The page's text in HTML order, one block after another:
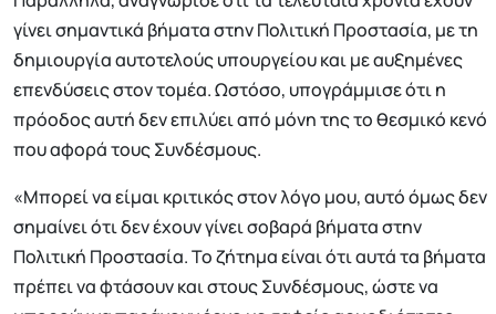
γίνει σημαντικά βήματα στην Πολιτική Προστασία, με τη
δημιουργία αυτοτελούς υπουργείου και με αυξημένες
επενδύσεις στον τομέα. Ωστόσο, υπογράμμισε ότι η
πρόοδος αυτή δεν επιλύει από μόνη της το θεσμικό κενό
που αφορά τους Συνδέσμους.
«Μπορεί να είμαι κριτικός στον λόγο μου, αυτό όμως δεν
σημαίνει ότι δεν έχουν γίνει σοβαρά βήματα στην
Πολιτική Προστασία. Το ζήτημα είναι ότι αυτά τα βήματα
πρέπει να φτάσουν και στους Συνδέσμους, ώστε να